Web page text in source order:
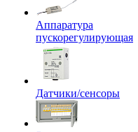
Аппаратура
пускорегулирующая
Датчики/сенсоры